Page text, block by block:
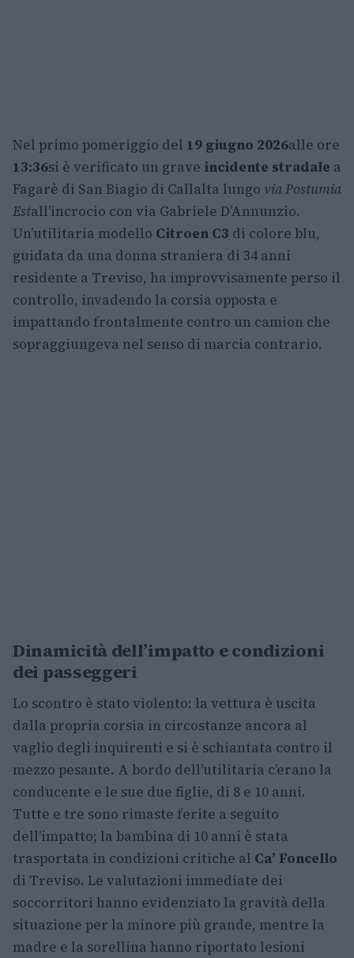
Nel primo pomeriggio del 19 giugno 2026alle ore
13:36si è verificato un grave incidente stradale a
Fagarè di San Biagio di Callalta lungo via Postumia
Estall’incrocio con via Gabriele D’Annunzio.
Un’utilitaria modello Citroen C3 di colore blu,
guidata da una donna straniera di 34 anni
residente a Treviso, ha improvvisamente perso il
controllo, invadendo la corsia opposta e
impattando frontalmente contro un camion che
sopraggiungeva nel senso di marcia contrario.
Dinamicità dell’impatto e condizioni
dei passeggeri
Lo scontro è stato violento: la vettura è uscita
dalla propria corsia in circostanze ancora al
vaglio degli inquirenti e si è schiantata contro il
mezzo pesante. A bordo dell’utilitaria c’erano la
conducente e le sue due figlie, di 8 e 10 anni.
Tutte e tre sono rimaste ferite a seguito
dell’impatto; la bambina di 10 anni è stata
trasportata in condizioni critiche al Ca’ Foncello
di Treviso. Le valutazioni immediate dei
soccorritori hanno evidenziato la gravità della
situazione per la minore più grande, mentre la
madre e la sorellina hanno riportato lesioni